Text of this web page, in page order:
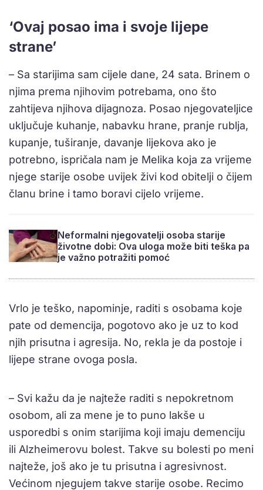
‘Ovaj posao ima i svoje lijepe
strane’
– Sa starijima sam cijele dane, 24 sata. Brinem o
njima prema njihovim potrebama, ono što
zahtijeva njihova dijagnoza. Posao njegovateljice
uključuje kuhanje, nabavku hrane, pranje rublja,
kupanje, tuširanje, davanje lijekova ako je
potrebno, ispričala nam je Melika koja za vrijeme
njege starije osobe uvijek živi kod obitelji o čijem
članu brine i tamo boravi cijelo vrijeme.
Neformalni njegovatelji osoba starije
životne dobi: Ova uloga može biti teška pa
je važno potražiti pomoć
Vrlo je teško, napominje, raditi s osobama koje
pate od demencija, pogotovo ako je uz to kod
njih prisutna i agresija. No, rekla je da postoje i
lijepe strane ovoga posla.
– Svi kažu da je najteže raditi s nepokretnom
osobom, ali za mene je to puno lakše u
usporedbi s onim starijima koji imaju demenciju
ili Alzheimerovu bolest. Takve su bolesti po meni
najteže, još ako je tu prisutna i agresivnost.
Većinom njegujem takve starije osobe. Recimo